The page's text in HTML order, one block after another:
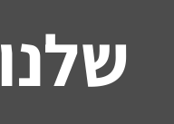
שלנו